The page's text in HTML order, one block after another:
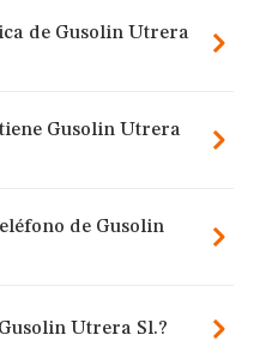
de Gusolin Utrera
Gusolin Utrera
de Gusolin
Utrera Sl.?